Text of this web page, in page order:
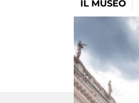
IL MUSEO